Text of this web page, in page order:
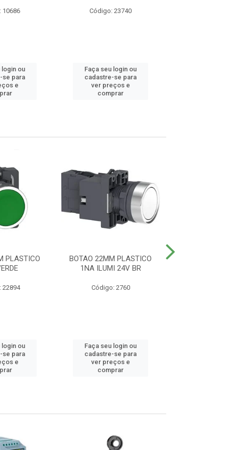
23740
login ou
se para
e
Código: 9174
Faça seu login ou
cadastre-se para
ver preços e
comprar
PLASTICO
22894
login ou
se para
e
BOTAO 22MM PLASTICO
1NA ILUMI 24V BR
Código: 2760
Faça seu login ou
cadastre-se para
ver preços e
comprar